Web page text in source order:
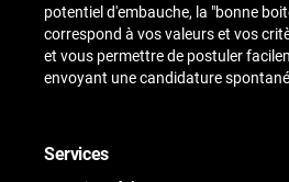
potentiel d'embauche, la "bonne
correspond à vos valeurs et vos
et vous permettre de postuler
envoyant une candidature
Services